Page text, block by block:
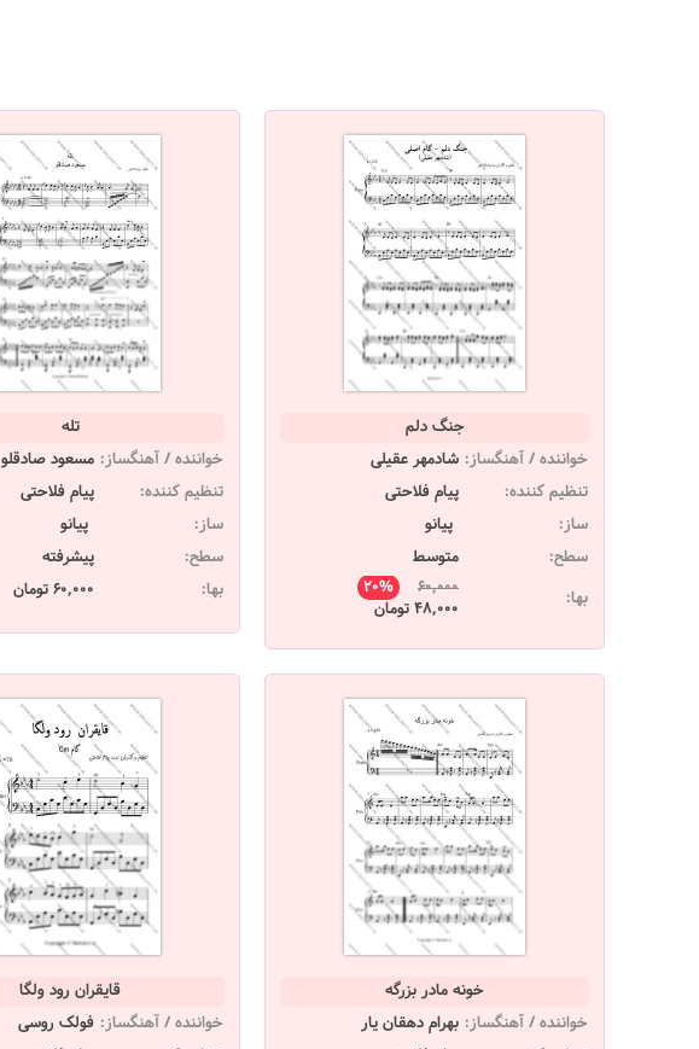
جنگ دلم
خواننده / آهنگساز: شادمهر عقیلی
تنظیم کننده:
پیام فلاحتی
ساز:
پیانو
سطح:
متوسط
بها:
60,000
20%
48,000 تومان
تله
خواننده / آهنگساز: مسعود صادقلو
تنظیم کننده:
پیام فلاحتی
ساز:
پیانو
سطح:
پیشرفته
بها:
60,000 تومان
خونه مادر بزرگه
خواننده / آهنگساز: بهرام دهقان یار
قایقران رود ولگا
خواننده / آهنگساز: فولک روسی